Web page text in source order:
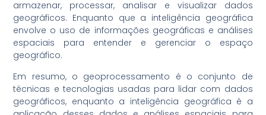
armazenar, processar, analisar e visualizar dados
geográficos. Enquanto que a inteligência geográfica
envolve o uso de informações geográficas e análises
espaciais para entender e gerenciar o espaço
geográfico.
Em resumo, o geoprocessamento é o conjunto de
técnicas e tecnologias usadas para lidar com dados
geográficos, enquanto a inteligência geográfica é a